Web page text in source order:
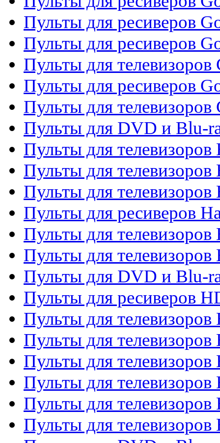
Пульты для ресиверов
Пульты для ресиверов
Пульты для телевизоров
Пульты для ресиверов
Пульты для телевизоров
Пульты для DVD и Blu-
Пульты для телевизоров
Пульты для телевизоров
Пульты для
Пульты для ресиверов
Пульты для телевизоров
Пульты для телевизоров
Пульты для DVD и Blu-
Пульты для ресиверов
Пульты для
Пульты для телевизоров
Пульты для телевизоров
Пульты для телевизоров
Пульты для телевизоров
Пульты для телевизоров